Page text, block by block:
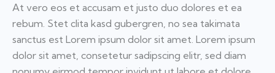
At vero eos et accusam et justo duo dolores et ea
rebum. Stet clita kasd gubergren, no sea takimata
sanctus est Lorem ipsum dolor sit amet. Lorem ipsum
dolor sit amet, consetetur sadipscing elitr, sed diam